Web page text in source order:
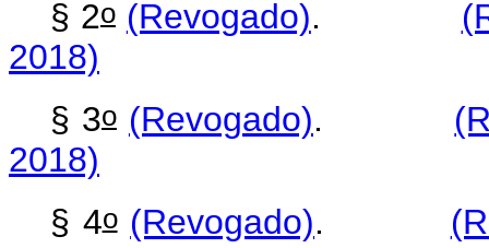
§ 2o (Revogado).
2018)
§ 3o (Revogado).
2018)
§ 4o (Revogado).